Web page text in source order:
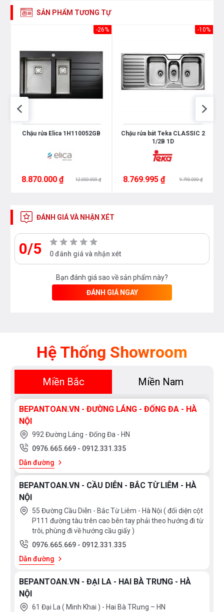
SẢN PHẨM TƯƠNG TỰ
-26%
Chậu rửa Elica 1H110052GB
8.870.000 ₫ 12.000.000 ₫
-10%
Chậu rửa bát Teka CLASSIC 2
1/2B 1D
8.769.995 ₫ 9.790.000 ₫
ĐÁNH GIÁ VÀ NHẬN XÉT
0/5 0 đánh giá và nhận xét
Bạn đánh giá sao về sản phẩm này?
ĐÁNH GIÁ NGAY
Hệ Thống Showroom
Miền Bắc Miền Nam
BEPANTOAN.VN - ĐƯỜNG LÁNG - ĐỐNG ĐA - HÀ
NỘI
992 Đường Láng - Đống Đa - HN
0976.665.669 - 0912.331.335
Dẫn đường
BEPANTOAN.VN - CẦU DIỄN - BẮC TỪ LIÊM - HÀ
NỘI
55 Đường Cầu Diễn - Bắc Từ Liêm - Hà Nội ( đối diện cột
P111 đường tàu trên cao bên tay phải theo hướng đi từ
trôi, phùng đi về hướng cầu giấy )
0976.665.669 - 0912.331.335
Dẫn đường
BEPANTOAN.VN - ĐẠI LA - HAI BÀ TRƯNG - HÀ
NỘI
61 Đại La ( Minh Khai ) - Hai Bà TRưng – HN